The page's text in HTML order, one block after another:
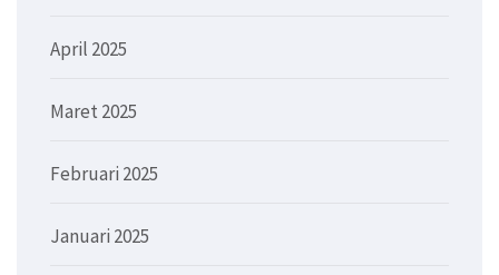
April 2025
Maret 2025
Februari 2025
Januari 2025